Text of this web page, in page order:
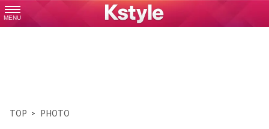
MENU
TOP PHOTO